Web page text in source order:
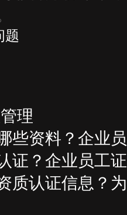
题
理
些资料？企业
证？企业员工
质认证信息？